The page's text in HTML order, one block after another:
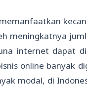
meningkatnya
internet dapat
online banyak
modal, di